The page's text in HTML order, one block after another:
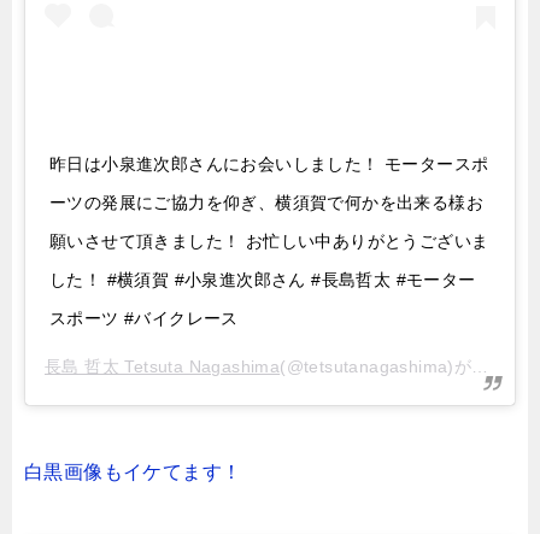
昨日は小泉進次郎さんにお会いしました！ モータースポ
ーツの発展にご協力を仰ぎ、横須賀で何かを出来る様お
願いさせて頂きました！ お忙しい中ありがとうございま
した！ #横須賀 #小泉進次郎さん #長島哲太 #モーター
スポーツ #バイクレース
長島 哲太 Tetsuta Nagashima(@tetsutanagashima)がシェアした投稿 –
白黒画像もイケてます！